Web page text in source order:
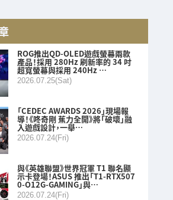
ROG推出QD-OLED遊戲螢幕兩款
產品！採用 280Hz 刷新率的 34 吋
超寬螢幕與採用 240Hz …
2026.07.25(Sat)
「CEDEC AWARDS 2026」現場報
導！《咚奇剛 蕉力全開》將「破壞」融
入遊戲設計，一舉…
2026.07.24(Fri)
與《英雄聯盟》世界冠軍 T1 聯名顯
示卡登場！ASUS 推出「T1-RTX507
0-O12G-GAMING」與…
2026.07.24(Fri)